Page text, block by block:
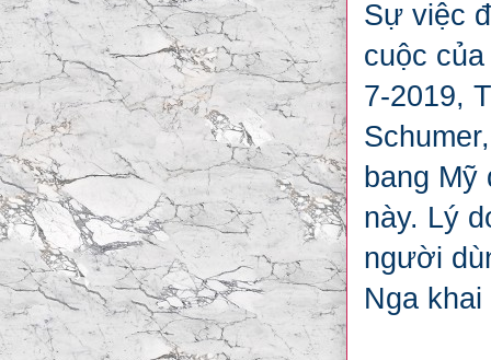
Sự việc
cuộc
7-2019,
bang
này. Lý
người
Nga